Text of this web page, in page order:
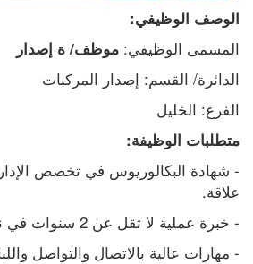
الوصف الوظيفي:
المسمى الوظيفي: موظف/ ة إصدار
الدائرة/ القسم: إصدار المركبات
الفرع: الخليل
متطلبات الوظيفة:
علاقة.
- خبرة عملية لا تقل عن 2 سنوات في نفس المجال.